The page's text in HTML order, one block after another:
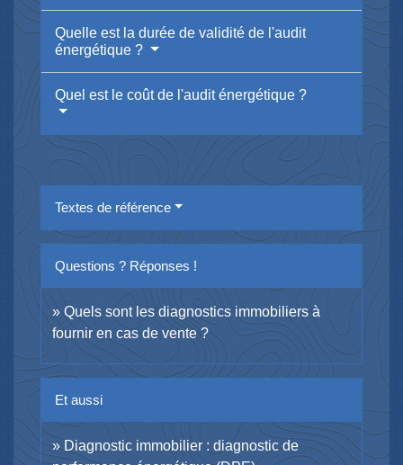
Quelle est la durée de validité de l'audit
énergétique ?
Quel est le coût de l'audit énergétique ?
Textes de référence
Questions ? Réponses !
Quels sont les diagnostics immobiliers à
fournir en cas de vente ?
Et aussi
Diagnostic immobilier : diagnostic de